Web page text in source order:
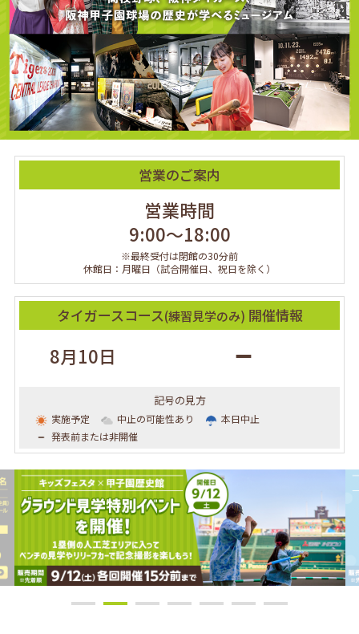
営業のご案内
営業時間
9:00～18:00
※最終受付は閉館の30分前
休館日：月曜日（試合開催日、祝日を除く）
タイガースコース(練習見学のみ) 開催情報
8月10日
記号の見方
実施予定 中止の可能性あり
本日中止
発表前または非開催